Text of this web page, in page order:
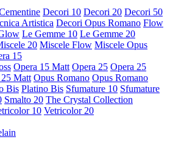
Decori 10 Decori 20 Decori 50
Artistica Decori Opus Romano Flow
Le Gemme 10 Le Gemme 20
20 Miscele Flow Miscele Opus
15
Opera 15 Matt Opera 25 Opera 25
Matt Opus Romano Opus Romano
Bis Platino Bis Sfumature 10 Sfumature
Smalto 20 The Crystal Collection
10 Vetricolor 20